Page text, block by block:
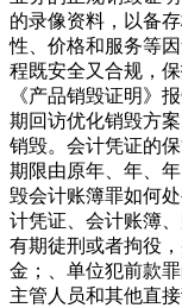
有一天偶然在一家
块。块在年前可不
诉父母想买这块石
能找朋友借了块停
干净净非常体面的
快乐远过与此。昨
平方，很多院子或
的录像资料，以备
性、价格和服务等
程既安全又合规，
《产品销毁证明》
期回访优化销毁方
销毁。会计凭证的
期限由原年、年、
毁会计账簿罪如何
计凭证、会计账簿
有期徒刑或者拘役
金；、单位犯前款
主管人员和其他直